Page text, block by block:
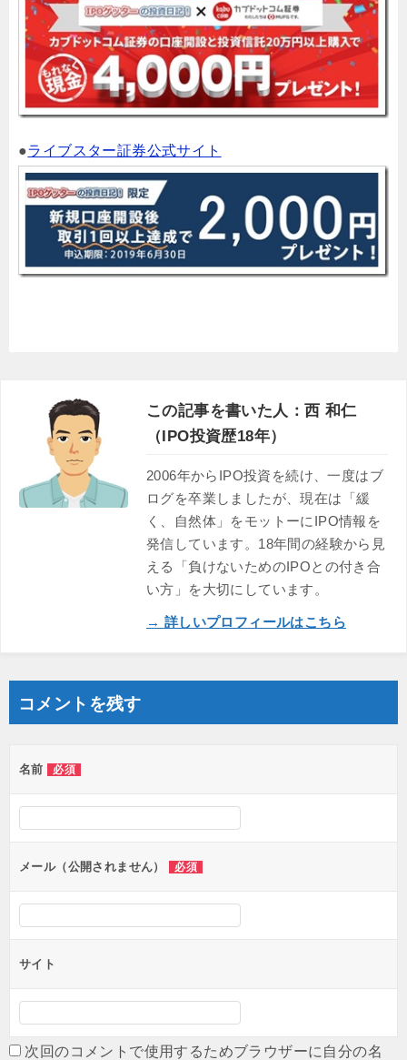
●ライブスター証券公式サイト
この記事を書いた人：西 和仁
（IPO投資歴18年）
2006年からIPO投資を続け、一度はブ
ログを卒業しましたが、現在は「緩
く、自然体」をモットーにIPO情報を
発信しています。18年間の経験から見
える「負けないためのIPOとの付き合
い方」を大切にしています。
→ 詳しいプロフィールはこちら
コメントを残す
名前 必須
メール（公開されません） 必須
サイト
次回のコメントで使用するためブラウザーに自分の名